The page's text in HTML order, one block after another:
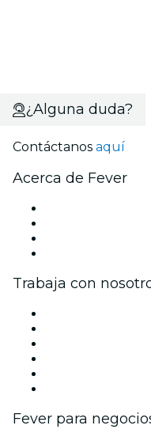
¿Alguna duda?
Contáctanos aquí
Acerca de Fever
Trabaja con
Fever para